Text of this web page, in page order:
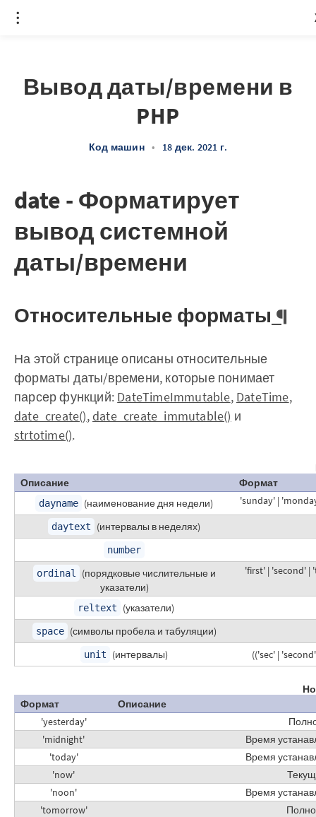
Вывод даты/времени в
PHP
Код машин • 18 дек. 2021 г.
date - Форматирует
вывод системной
даты/времени
Относительные форматы ¶
На этой странице описаны относительные
форматы даты/времени, которые понимает
парсер функций: DateTimeImmutable, DateTime,
date_create(),date_create_immutable() и
strtotime().
Описание
Формат
dayname (наименование дня недели) 'sunday' |
daytext (интервалы в неделях)
number
ordinal
(порядковые числительные и
указатели)
'first' | 'second' |
reltext (указатели)
space (символы пробела и табуляции)
unit (интервалы) (('sec' |
Формат
Описание
'yesterday'
'midnight'
Время
'today'
Время
'now'
'noon'
Время
'tomorrow'